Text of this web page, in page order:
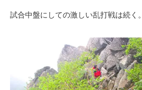
試合中盤にしての激しい乱打戦は続く。